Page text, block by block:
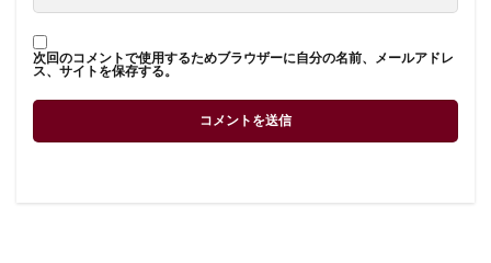
次回のコメントで使用するためブラウザーに自分の名前、メールアドレ
ス、サイトを保存する。